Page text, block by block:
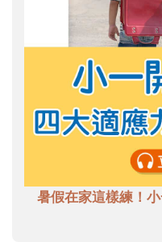
暑假在家這樣練！